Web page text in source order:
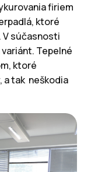
firiem
ktoré
súčasnosti
Tepelné
ktoré
a tak neškodia